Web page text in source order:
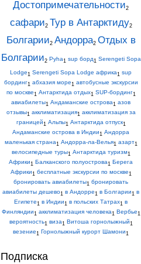
Достопримечательности2
сафари2 Тур в Антарктиду2
Болгарии2 Андорра2 Отдых в
Болгарии2 Pyha1 sup борд1 Serengeti Sopa
Lodge1 Serengeti Sopa Lodge африка1 sup
бординг1 абхазия море1 автобусные экскурсии
по москве1 Антарктида отдых1 SUP-бординг1
авиабилеты1 Андаманские острова1 азов
отзывы1 акклиматизация1 акклиматизация за
границей1 Альпы1 Антарктида отпуск1
Андаманские острова в Индии1 Андорра
маленькая страна1 Андорра-ла-Велья1 азарт1
велосипедные туры1 Антарктида туризм1
Африки1 Балканского полуострова1 Берега
Африки1 бесплатные экскурсии по москве1
бронировать авиабилеты1 бронировать
авиабилеты дешево1 в Андорре1 в Болгарии1 в
Египете1 в Индии1 в польских Татрах1 в
Финляндии1 акклиматизация человека1 Вербье1
вероятность1 виза1 Витоша горнолыжный1
везение1 Горнолыжный курорт Шамони1
Подписка